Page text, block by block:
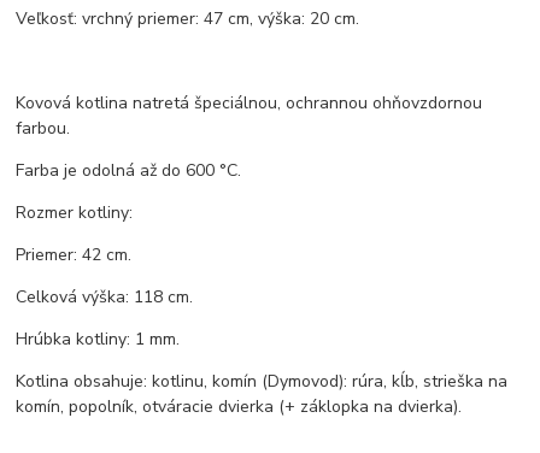
Veľkosť: vrchný priemer: 47 cm, výška: 20 cm.
Kovová kotlina natretá špeciálnou, ochrannou ohňovzdornou
farbou.
Farba je odolná až do 600 °C.
Rozmer kotliny:
Priemer: 42 cm.
Celková výška: 118 cm.
Hrúbka kotliny: 1 mm.
Kotlina obsahuje: kotlinu, komín (Dymovod): rúra, kĺb, strieška na
komín, popolník, otváracie dvierka (+ záklopka na dvierka).